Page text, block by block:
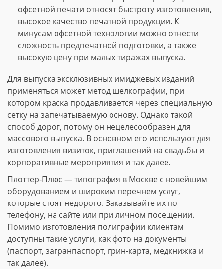
офсетной печати относят быстроту изготовления,
высокое качество печатной продукции. К
минусам офсетной технологии можно отнести
сложность предпечатной подготовки, а также
высокую цену при малых тиражах выпуска.
Для выпуска эксклюзивных имиджевых изданий
применяться может метод шелкографии, при
котором краска продавливается через специальную
сетку на запечатываемую основу. Однако такой
способ дорог, потому он нецелесообразен для
массового выпуска. В основном его используют для
изготовления визиток, приглашений на свадьбы и
корпоративные мероприятия и так далее.
Плоттер-Плюс — типография в Москве с новейшим
оборудованием и широким перечнем услуг,
которые стоят недорого. Заказывайте их по
телефону, на сайте или при личном посещении.
Помимо изготовления полиграфии клиентам
доступны такие услуги, как фото на документы
(паспорт, загранпаспорт, грин-карта, медкнижка и
так далее).